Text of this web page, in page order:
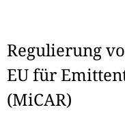
Regulierung
EU für
(MiCAR)